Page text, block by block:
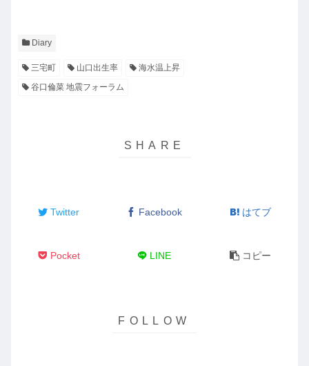
Diary
三宅町 山口出生率
海水温上昇
谷口倫菜 地震フォーラム
Twitter Facebook はてブ
Pocket LINE コピー